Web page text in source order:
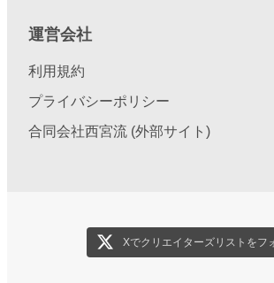
運営会社
利用規約
プライバシーポリシー
合同会社西宮流 (外部サイト)
Xでクリエイターズリストをフ